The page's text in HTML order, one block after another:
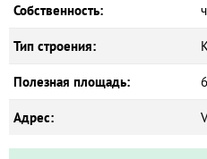
Собственность:
Тип строения:
Полезная площадь:
Адрес: